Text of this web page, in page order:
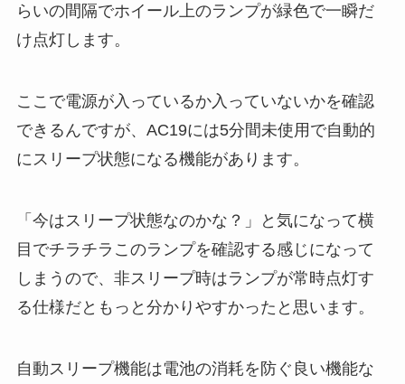
らいの間隔でホイール上のランプが緑色で一瞬だ
け点灯します。
ここで電源が入っているか入っていないかを確認
できるんですが、AC19には5分間未使用で自動的
にスリープ状態になる機能があります。
「今はスリープ状態なのかな？」と気になって横
目でチラチラこのランプを確認する感じになって
しまうので、非スリープ時はランプが常時点灯す
る仕様だともっと分かりやすかったと思います。
自動スリープ機能は電池の消耗を防ぐ良い機能な